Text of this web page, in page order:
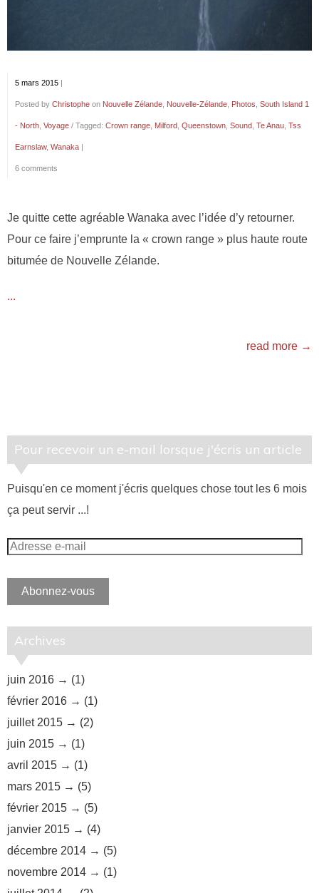
5 mars 2015
Posted by Christophe on Nouvelle Zélande Nouvelle-Zélande Photos South Island 1
- North Voyage / Tagged: Crown range Milford Queenstown Sound Te Anau Tss
Earnslaw, Wanaka
6 comments
Je quitte cette agréable Wanaka avec l’idée d’y retourner.
Pour ce faire j’emprunte la « crown range » plus haute route
bitumée de Nouvelle Zélande.
...
read more →
Pour recevoir un e-mail lorsque j'écris un article
Puisqu'en ce moment j'écris quelques chose tout les 6 mois
ça peut servir ...!
Adresse
mailAbonnez-vous
Archives
juin 2016
(1)
février 2016
(1)
juillet 2015
(2)
juin 2015
(1)
avril 2015
(1)
mars 2015
(5)
février 2015
(5)
janvier 2015
(4)
décembre 2014
(5)
novembre 2014
(1)